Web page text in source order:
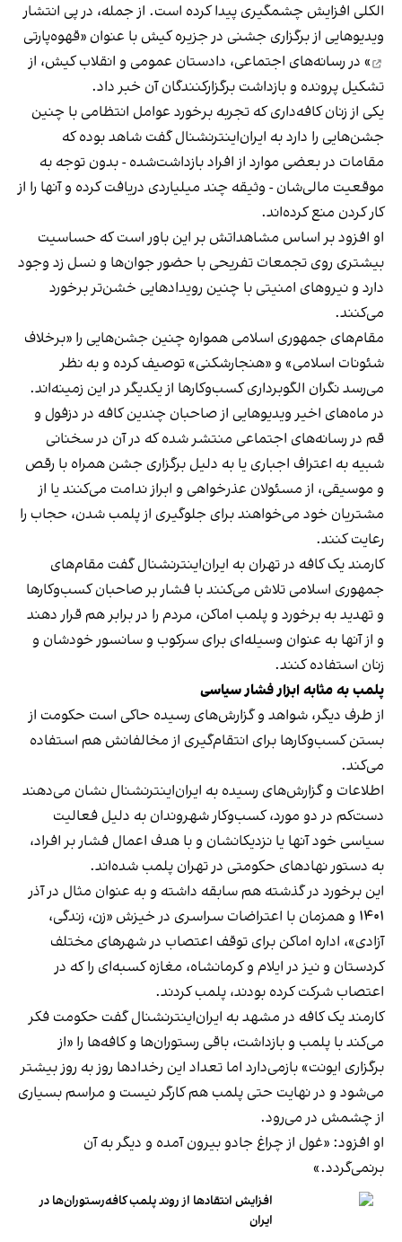
الکلی افزایش چشمگیری پیدا کرده است. از جمله، در پی انتشار
ویدیوهایی از برگزاری جشنی در جزیره کیش با عنوان «قهوه‌پارتی
» در رسانه‌های اجتماعی، دادستان عمومی و انقلاب کیش، از
تشکیل پرونده و بازداشت برگزارکنندگان آن خبر داد.
یکی از زنان کافه‌داری که تجربه برخورد عوامل انتظامی با چنین
جشن‌هایی را دارد به ایران‌اینترنشنال گفت شاهد بوده که
مقامات در بعضی موارد از افراد بازداشت‌‌شده - بدون توجه به
موقعیت مالی‌شان - وثیقه چند میلیاردی دریافت کرده و آنها را از
کار کردن منع کرده‌اند.
او افزود بر اساس مشاهداتش بر این باور است که حساسیت
بیشتری روی تجمعات تفریحی با حضور جوان‌ها و نسل زد وجود
دارد و نیروهای امنیتی با چنین رویدادهایی خشن‌تر برخورد
می‌کنند.
مقام‌های جمهوری اسلامی همواره چنین جشن‌هایی را «برخلاف
شئونات اسلامی» و «هنجارشکنی» توصیف کرده و به نظر
می‌رسد نگران الگوبرداری کسب‌وکارها از یکدیگر در این زمینه‌اند.
در ماه‌های اخیر ویدیوهایی از صاحبان چندین کافه در دزفول و
قم در رسانه‌های اجتماعی منتشر شده که در آن در سخنانی
شبیه به اعتراف اجباری یا به دلیل برگزاری جشن همراه با رقص
و موسیقی، از مسئولان عذرخواهی و ابراز ندامت می‌کنند یا از
مشتریان خود می‌خواهند برای جلوگیری از پلمب شدن، حجاب را
رعایت کنند.
کارمند یک کافه در تهران به ایران‌اینترنشنال گفت مقام‌های
جمهوری اسلامی تلاش می‌کنند با فشار بر صاحبان کسب‌وکارها
و تهدید به برخورد و پلمب اماکن، مردم را در برابر هم قرار دهند
و از آنها به عنوان وسیله‌ای برای سرکوب و سانسور خودشان و
زنان استفاده کنند.
پلمب به مثابه ابزار فشار سیاسی
از طرف دیگر، شواهد و گزارش‌های رسیده حاکی است حکومت از
بستن کسب‌وکارها برای انتقام‌گیری از مخالفانش هم استفاده
می‌کند.
اطلاعات و گزارش‌های رسیده به ایران‌اینترنشنال نشان می‌دهند
دست‌کم در دو مورد، کسب‌وکار شهروندان به دلیل فعالیت
سیاسی خود آنها یا نزدیکانشان و با هدف اعمال فشار بر افراد،
به دستور نهادهای حکومتی در تهران پلمب شده‌اند.
این برخورد در گذشته هم سابقه داشته و به عنوان مثال در آذر
۱۴۰۱ و همزمان با اعتراضات سراسری در خیزش «زن، زندگی،
آزادی»، اداره اماکن برای توقف اعتصاب در شهرهای مختلف
کردستان و نیز در ایلام و کرمانشاه، مغازه کسبه‌ای را که در
اعتصاب شرکت کرده بودند، پلمب کردند.
کارمند یک کافه در مشهد به ایران‌اینترنشنال گفت حکومت فکر
می‌کند با پلمب و بازداشت، باقی رستوران‌ها و کافه‌ها را «از
برگزاری ایونت» بازمی‌دارد اما تعداد این رخدادها روز به روز بیشتر
می‌شود و در نهایت حتی پلمب هم کارگر نیست و مراسم بسیاری
از چشمش در می‌رود.
او افزود: «غول از چراغ جادو بیرون آمده و دیگر به آن
برنمی‎‌گردد.»
افزایش انتقادها از روند پلمب کافه‌رستوران‌ها در
ایران